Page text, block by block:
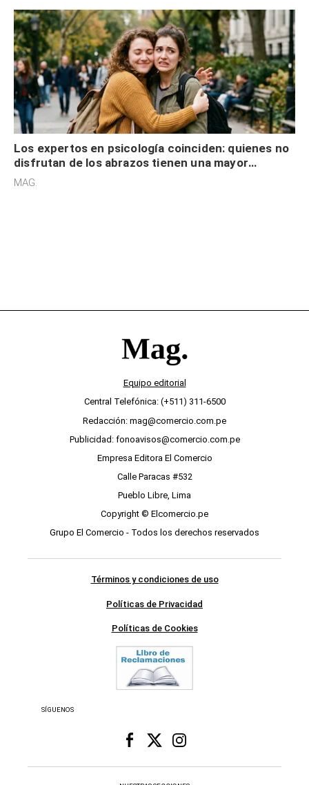
Los expertos en psicología coinciden: quienes no
disfrutan de los abrazos tienen una mayor
sensibilidad a los estímulos físicos y no es por
MAG.
Equipo editorial
Central Telefónica: (+511) 311-6500
Redacción: mag@comercio.com.pe
Publicidad: fonoavisos@comercio.com.pe
Empresa Editora El Comercio
Calle Paracas #532
Pueblo Libre, Lima
Copyright © Elcomercio.pe
Grupo El Comercio - Todos los derechos reservados
Términos y condiciones de uso
Políticas de Privacidad
Políticas de Cookies
SÍGUENOS